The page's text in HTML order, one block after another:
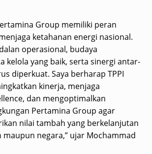
Group memiliki peran
ketahanan energi nasional.
operasional, budaya
kelola yang baik, serta sinergi antar-
diperkuat. Saya berharap TPPI
kinerja, menjaga
dan mengoptimalkan
Pertamina Group agar
nilai tambah yang berkelanjutan
maupun negara,” ujar Mochammad